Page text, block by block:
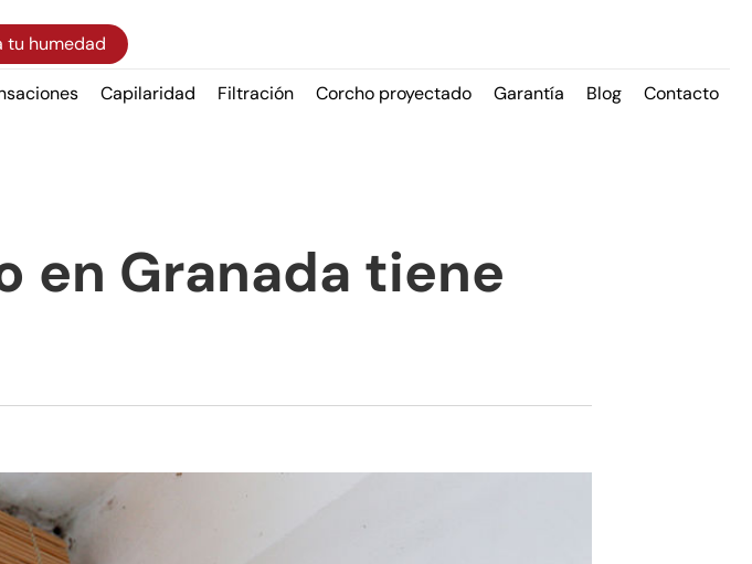
tu humedad
Capilaridad Filtración Corcho proyectado Garantía Blog Contacto
en Granada tiene